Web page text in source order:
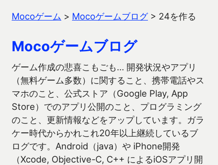
Mocoゲーム > Mocoゲームブログ> 24を作る
Mocoゲームブログ
ゲーム作成の悲喜こもごも… 開発状況やアプリ
（無料ゲーム多数）に関すること、携帯電話やス
マホのこと、公式ストア（Google Play, App
Store）でのアプリ公開のこと、プログラミング
のこと、更新情報などをアップしています。ガラ
ケー時代からかれこれ20年以上継続しているブ
ログです。Android（java）や iPhone開発
（Xcode, Objective-C, C++ によるiOSアプリ開